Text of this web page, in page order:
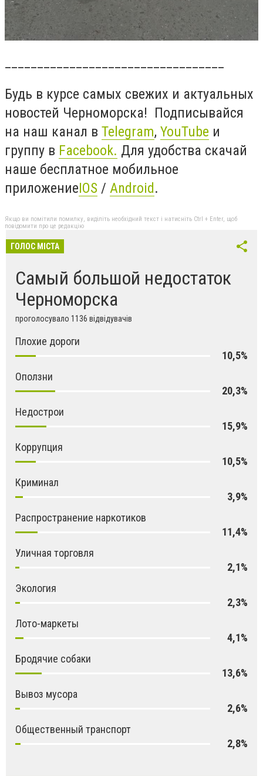
Будь в курсе самых свежих и актуальных
новостей Черноморска! Подписывайся
на наш канал в Telegram, YouTube и
группу в Facebook. Для удобства скачай
наше бесплатное мобильное
приложениеIOS / Android.
Якщо ви помітили помилку, виділіть необхідний текст і натисніть Ctrl + Enter, щоб
повідомити про це редакцію
ГОЛОС МІСТА
Самый большой недостаток
Черноморска
проголосувало 1136 відвідувачів
Плохие дороги
10,5%
Оползни
20,3%
Недострои
15,9%
Коррупция
10,5%
Криминал
3,9%
Распространение наркотиков
11,4%
Уличная торговля
2,1%
Экология
2,3%
Лото-маркеты
4,1%
Бродячие собаки
13,6%
Вывоз мусора
2,6%
Общественный транспорт
2,8%